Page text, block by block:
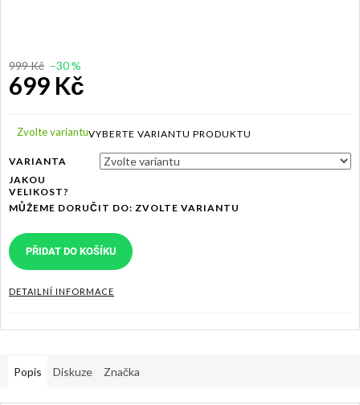
999 Kč –30 %
699 Kč
cena:
Zvolte variantu
VARIANTA
JAKOU
VELIKOST?
MŮŽEME DORUČIT DO: ZVOLTE VARIANTU
PŘIDAT DO KOŠÍKU
DETAILNÍ INFORMACE
Popis Diskuze Značka